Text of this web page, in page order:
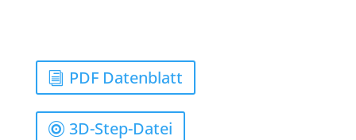
PDF Datenblatt
3D-Step-Datei